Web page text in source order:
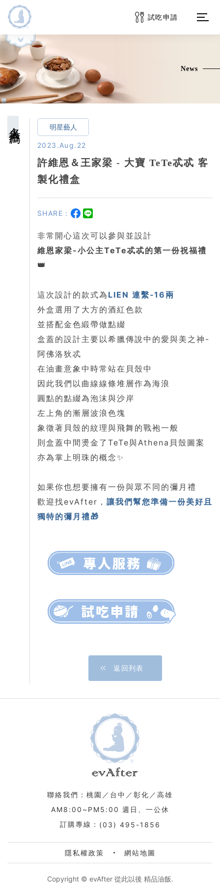
News
消息快報
常見問題
客戶專區
試吃申請
明星藝人
2023.Aug.22
許維恩＆王家梁 - 大寶 TeTe忒忒 客
製化禮盒
SHARE :
非常開心這次可以參與並設計
維恩家梁-小公主TeTe忒忒的第一份祝福禮
👑
這次設計的款式為 LIEN 連繫‑16兩
外盒選用了大方的酒紅色款
並搭配金色緞帶做點綴
盒蓋的設計主要以希臘傳說中的愛與美之神-
阿佛洛狄忒
在油畫意象中時常站在貝殼中
因此我們以曲線線條堆層作為海浪
圓點的點綴為泡沫與沙岸
左上角的漸層波浪色塊
象徵著貝殼的紋理與飛舞的戰袍一般
則盒蓋中間燙金了TeTe與Athena貝殼圖案
亦為掌上明珠的概念✨
如果你也想要擁有一份與眾不同的彌月禮
歡迎找evAfter， 讓我們幫您準備一份美好且
獨特的彌月禮🎁
返回列表
聯絡我們：桃園／台中／彰化／高雄
AM8:00~PM5:00 週日、一公休
訂購專線： (03) 495-1856
隱私權政策 網站地圖
Copyright © evAfter 從此以後 精品油飯.